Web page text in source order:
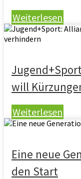
Weiterlesen
will
Weiterlesen
Eine neue
den Start